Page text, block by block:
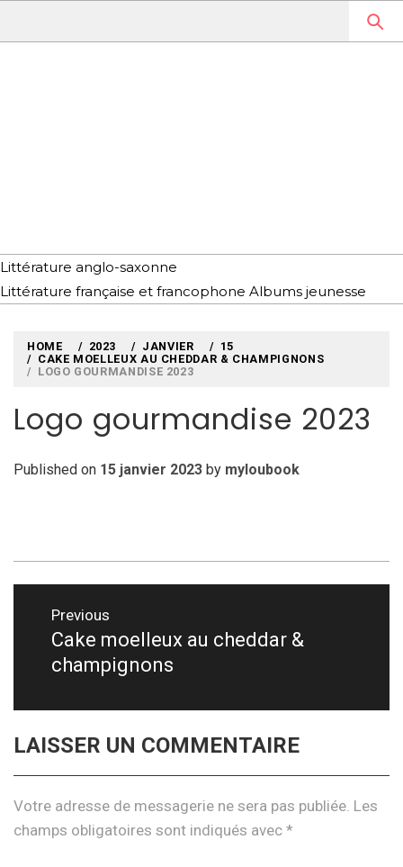
Littérature anglo-saxonne
Littérature française et francophone Albums jeunesse
HOME 2023 JANVIER
15
CAKE MOELLEUX AU CHEDDAR & CHAMPIGNONS
LOGO GOURMANDISE 2023
Logo gourmandise 2023
Published on 15 janvier 2023 by myloubook
Navigation
l’article
Previous
Previous
post:
Cake moelleux au cheddar &
champignons
LAISSER UN COMMENTAIRE
Votre adresse de messagerie ne sera pas publiée. Les
champs obligatoires sont indiqués avec *